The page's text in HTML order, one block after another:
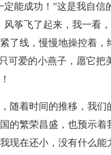
能成功！”这是我自信
风筝飞了起来，我一看
了线，慢慢地操控着
可爱的小燕子，愿它
随着时间的推移，我
的繁荣昌盛，也预示着
现在还小，没有什么